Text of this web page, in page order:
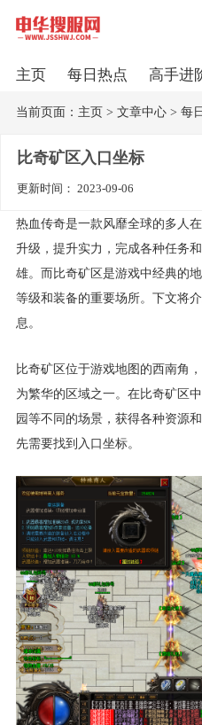
主页 每日热点 高手进
当前页面： 主页> 文章中心> 每
比奇矿区入口坐标
更新时间： 2023-09-06
热血传奇是一款风靡全球的多人
升级，提升实力，完成各种任务
雄。而比奇矿区是游戏中经典的
等级和装备的重要场所。下文将
息。
比奇矿区位于游戏地图的西南角
为繁华的区域之一。在比奇矿区
园等不同的场景，获得各种资源
先需要找到入口坐标。